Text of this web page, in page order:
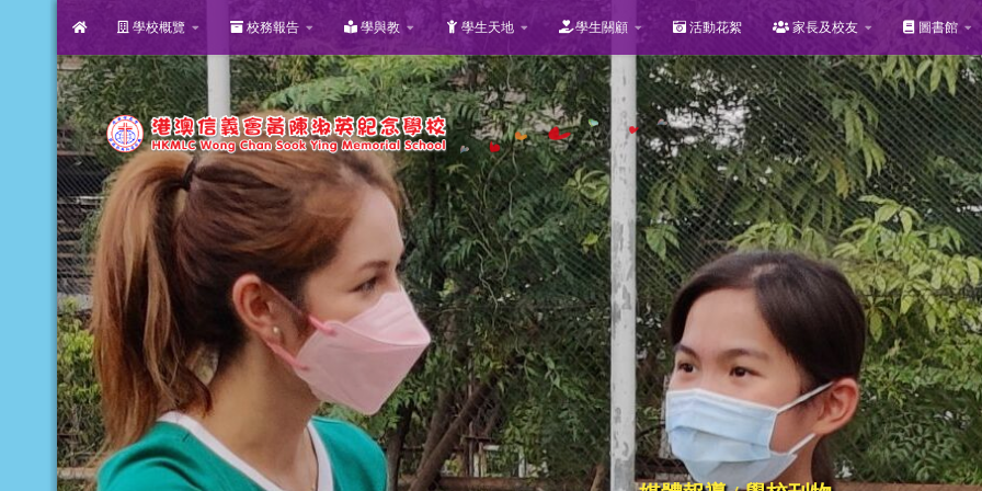
Skip to content
學校概覽 校務報告 學與教 學生天地 學生關顧 活動花絮 家長及校友 圖書館